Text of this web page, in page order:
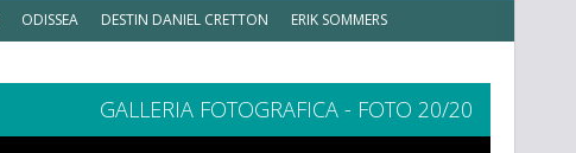
ODISSEA DESTIN DANIEL CRETTON ERIK SOMMERS
GALLERIA FOTOGRAFICA - FOTO 20/20